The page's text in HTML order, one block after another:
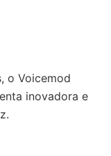
o Voicemod
inovadora e